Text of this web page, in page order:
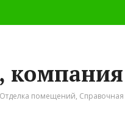
компания
Отделка помещений, Справочная